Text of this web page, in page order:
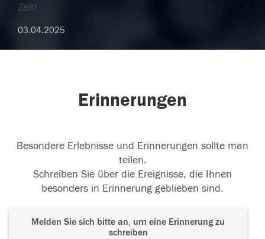
Zeit!
03.04.2025
Erinnerungen
Besondere Erlebnisse und Erinnerungen sollte man
teilen.
Schreiben Sie über die Ereignisse, die Ihnen
besonders in Erinnerung geblieben sind.
Melden Sie sich bitte an, um eine Erinnerung zu
schreiben